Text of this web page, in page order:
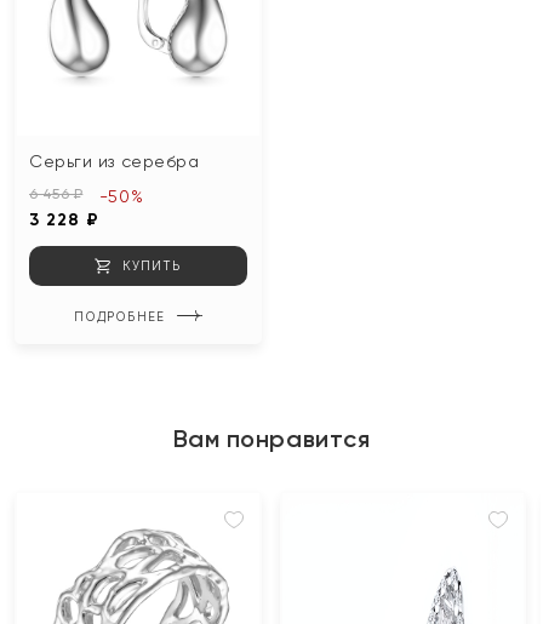
Серьги из серебра
6 456 ₽
3 228 ₽
-50%
КУПИТЬ
ПОДРОБНЕЕ
Вам понравится